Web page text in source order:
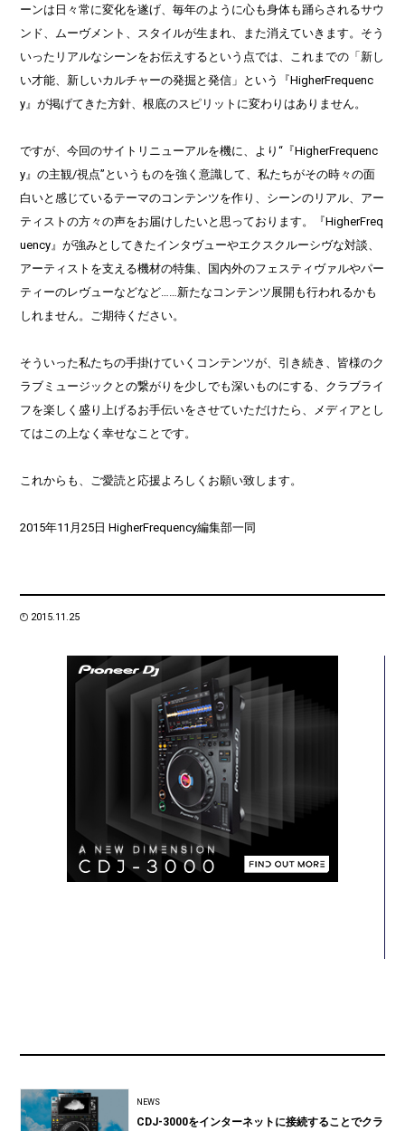
ーンは日々常に変化を遂げ、毎年のように心も身体も踊らされるサウ
ンド、ムーヴメント、スタイルが生まれ、また消えていきます。そう
いったリアルなシーンをお伝えするという点では、これまでの「新し
い才能、新しいカルチャーの発掘と発信」という『HigherFrequenc
y』が掲げてきた方針、根底のスピリットに変わりはありません。
ですが、今回のサイトリニューアルを機に、より“『HigherFrequenc
y』の主観/視点”というものを強く意識して、私たちがその時々の面
白いと感じているテーマのコンテンツを作り、シーンのリアル、アー
ティストの方々の声をお届けしたいと思っております。『HigherFreq
uency』が強みとしてきたインタヴューやエクスクルーシヴな対談、
アーティストを支える機材の特集、国内外のフェスティヴァルやパー
ティーのレヴューなどなど……新たなコンテンツ展開も行われるかも
しれません。ご期待ください。
そういった私たちの手掛けていくコンテンツが、引き続き、皆様のク
ラブミュージックとの繋がりを少しでも深いものにする、クラブライ
フを楽しく盛り上げるお手伝いをさせていただけたら、メディアとし
てはこの上なく幸せなことです。
これからも、ご愛読と応援よろしくお願い致します。
2015年11月25日 HigherFrequency編集部一同
2015.11.25
NEWS
CDJ-3000をインターネットに接続することでクラ